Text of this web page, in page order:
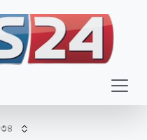
পাঠচক্রে
জেলা